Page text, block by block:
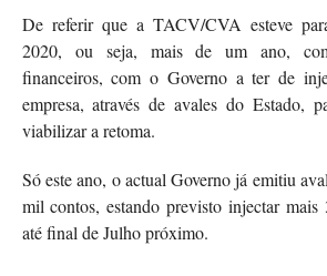
De referir que a TACV/CVA esteve
2020, ou seja, mais de um ano,
financeiros, com o Governo a ter de
empresa, através de avales do Estado,
viabilizar a retoma.
Só este ano, o actual Governo já emitiu
mil contos, estando previsto injectar mais
até final de Julho próximo.